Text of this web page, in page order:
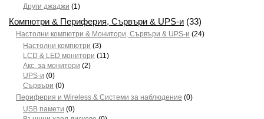
Други джаджи (1)
Компютри & Периферия, Сървъри & UPS-и (33)
Настолни компютри & Монитори, Сървъри & UPS-и (24)
Настолни компютри (3)
LCD & LED монитори (11)
Акс. за монитори (2)
UPS-и (0)
Сървъри (0)
Периферия и Wireless & Системи за наблюдение (0)
USB памети (0)